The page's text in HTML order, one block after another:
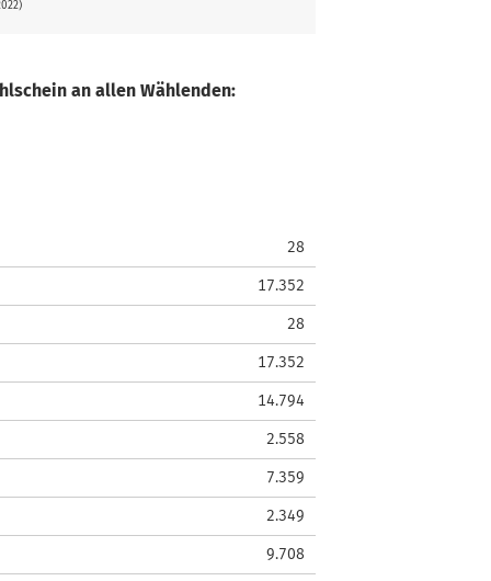
an allen Wählenden:
28
17.352
28
17.352
14.794
2.558
7.359
2.349
9.708